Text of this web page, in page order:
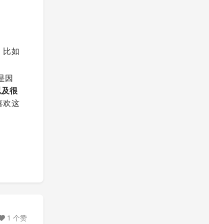
比如
因
很
欢这
1 个赞